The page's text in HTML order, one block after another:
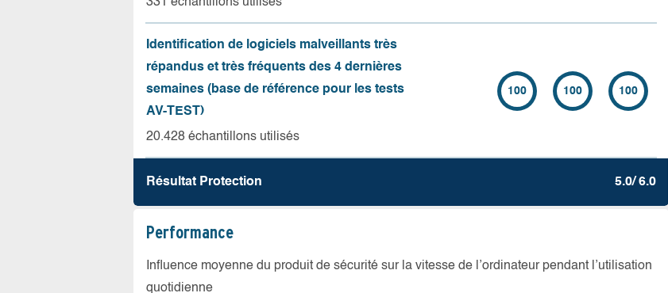
Identification de logiciels malveillants très
répandus et très fréquents des 4 dernières
semaines (base de référence pour les tests
AV-TEST)
20.428 échantillons utilisés
100 100 100
Résultat Protection 5.0/ 6.0
Performance
Influence moyenne du produit de sécurité sur la vitesse de l’ordinateur pendant l’utilisation
quotidienne